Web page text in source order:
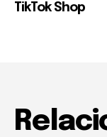
TikTok Shop